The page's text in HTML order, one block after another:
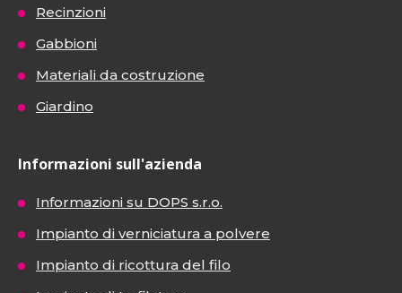
Recinzioni
Gabbioni
Materiali da costruzione
Giardino
Informazioni sull'azienda
Informazioni su DOPS s.r.o.
Impianto di verniciatura a polvere
Impianto di ricottura del filo